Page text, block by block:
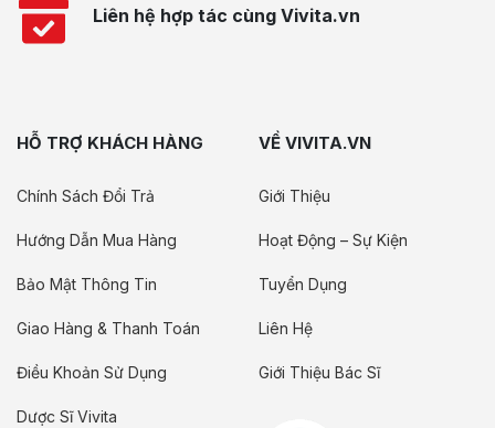
Liên hệ hợp tác cùng Vivita.vn
HỖ TRỢ KHÁCH HÀNG
Chính Sách Đổi Trả
Hướng Dẫn Mua Hàng
Bảo Mật Thông Tin
Giao Hàng & Thanh Toán
Điều Khoản Sử Dụng
Dược Sĩ Vivita
VỀ VIVITA.VN
Giới Thiệu
Hoạt Động – Sự Kiện
Tuyển Dụng
Liên Hệ
Giới Thiệu Bác Sĩ